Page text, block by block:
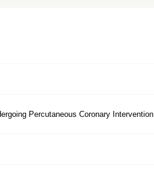
Percutaneous Coronary Intervention